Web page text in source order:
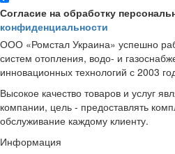
Согласие на обработку
конфиденциальности
ООО «Ромстал Украина» успешно
систем отопления, водо- и
инновационных технологий с 2003
Высокое качество товаров и услуг
компании, цель - предоставлять
обслуживание каждому клиенту.
Информация